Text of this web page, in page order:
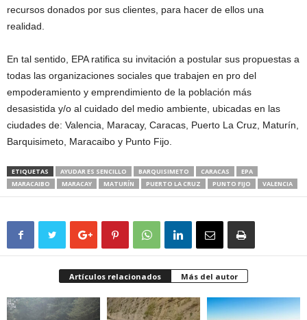
recursos donados por sus clientes, para hacer de ellos una
realidad.
En tal sentido, EPA ratifica su invitación a postular sus propuestas a
todas las organizaciones sociales que trabajen en pro del
empoderamiento y emprendimiento de la población más
desasistida y/o al cuidado del medio ambiente, ubicadas en las
ciudades de: Valencia, Maracay, Caracas, Puerto La Cruz, Maturín,
Barquisimeto, Maracaibo y Punto Fijo.
ETIQUETAS AYUDAR ES SENCILLO BARQUISIMETO CARACAS
EPA
MARACAIBO
MARACAY MATURÍN PUERTO LA CRUZ PUNTO FIJO VALENCIA
Artículos relacionados Más del autor